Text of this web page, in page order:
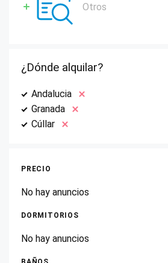
Otros
¿Dónde alquilar?
Andalucia
Granada
Cúllar
PRECIO
No hay anuncios
DORMITORIOS
No hay anuncios